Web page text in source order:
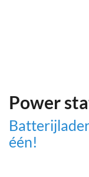
Power
één!